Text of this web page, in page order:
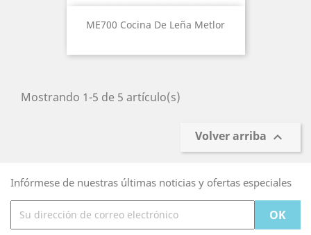
ME700 Cocina De Leña Metlor
Mostrando 1-5 de 5 artículo(s)
Volver arriba 
Infórmese de nuestras últimas noticias y ofertas especiales